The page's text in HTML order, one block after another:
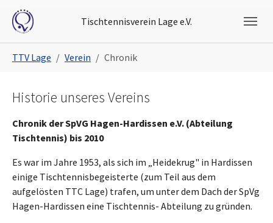
Skip to main navigation
Skip to main content
Skip to page footer
Tischtennisverein Lage e.V.
TTV Lage Verein Chronik
Historie unseres Vereins
Chronik der SpVG Hagen-Hardissen e.V. (Abteilung
Tischtennis) bis 2010
Es war im Jahre 1953, als sich im „Heidekrug" in Hardissen
einige Tischtennisbegeisterte (zum Teil aus dem
aufgelösten TTC Lage) trafen, um unter dem Dach der SpVg
Hagen-Hardissen eine Tischtennis- Abteilung zu gründen.